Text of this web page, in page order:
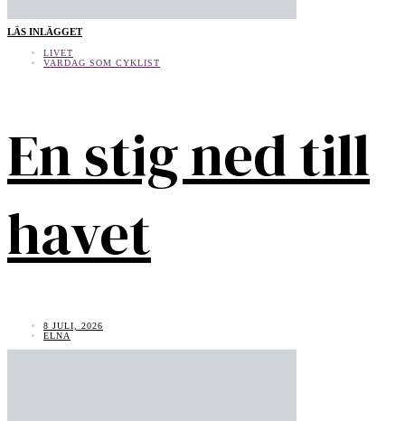
LÄS INLÄGGET
LIVET
VARDAG SOM CYKLIST
En stig ned till
havet
8 JULI, 2026
ELNA